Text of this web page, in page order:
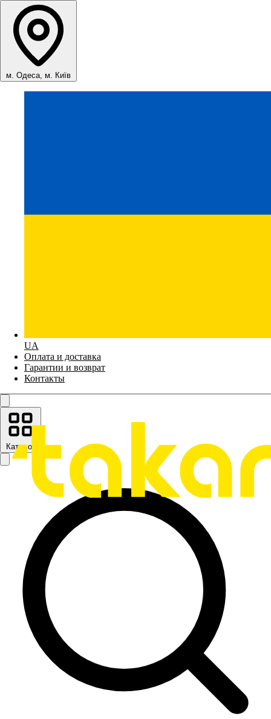
м. Одеса, м. Київ
UA
Оплата и доставка
Гарантии и возврат
Контакты
Каталог